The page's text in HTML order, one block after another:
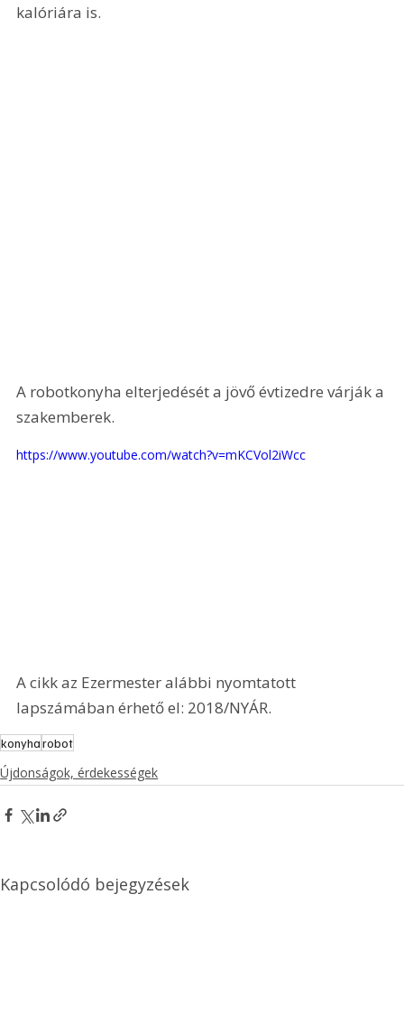
kalóriára is.
A robotkonyha elterjedését a jövő évtizedre várják a
szakemberek.
https://www.youtube.com/watch?v=mKCVol2iWcc
A cikk az Ezermester alábbi nyomtatott
lapszámában érhető el: 2018/NYÁR.
konyharobot
Újdonságok, érdekességek
Kapcsolódó bejegyzések